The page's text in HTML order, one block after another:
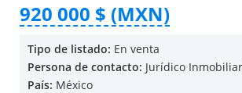
920 000 $ (MXN)
Tipo de listado: En venta
Persona de contacto: Jurídico
País: México